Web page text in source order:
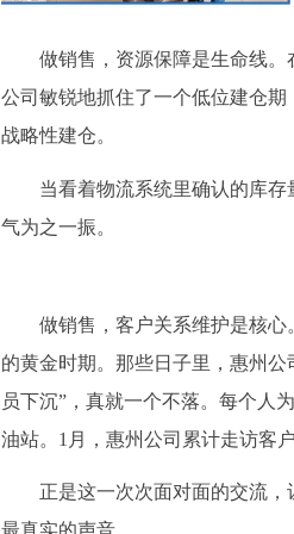
做销售，资源保障是生命线。
公司敏锐地抓住了一个低位建仓
战略性建仓。
当看着物流系统里确认的库存
气为之一振。
做销售，客户关系维护是核心
的黄金时期。那些日子里，惠州
员下沉”，真就一个不落。每个人
油站。1月，惠州公司累计走访客
正是这一次次面对面的交流，